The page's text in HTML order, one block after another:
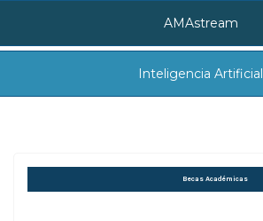
AMAstream
Inteligencia Artificial
Becas Académicas